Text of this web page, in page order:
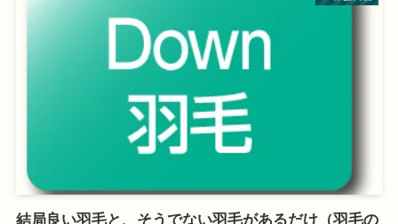
結局良い羽毛と、そうでない羽毛があるだけ（羽毛の